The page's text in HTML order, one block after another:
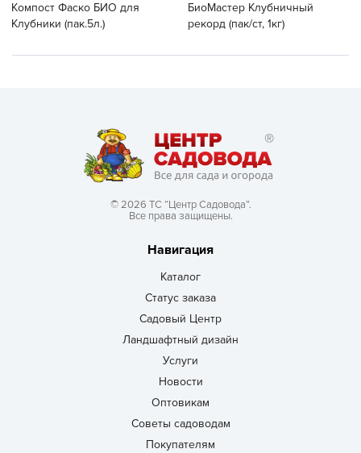
Компост Фаско БИО для
Клубники (пак.5л.)
БиоМастер Клубничный
рекорд (пак/ст, 1кг)
© 2026 ТС “Центр Садовода”.
Все права защищены.
Навигация
Каталог
Статус заказа
Садовый Центр
Ландшафтный дизайн
Услуги
Новости
Оптовикам
Советы садоводам
Покупателям